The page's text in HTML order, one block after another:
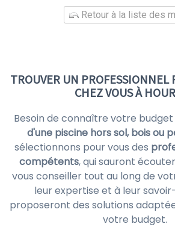
Retour à la liste des
TROUVER UN PROFESSIONNEL
CHEZ VOUS À
Besoin de connaître votre
d'une piscine hors sol, bois ou
sélectionnons pour vous des
compétents, qui sauront
vous conseiller tout au long de
leur expertise et à leur
proposeront des solutions
votre budget.